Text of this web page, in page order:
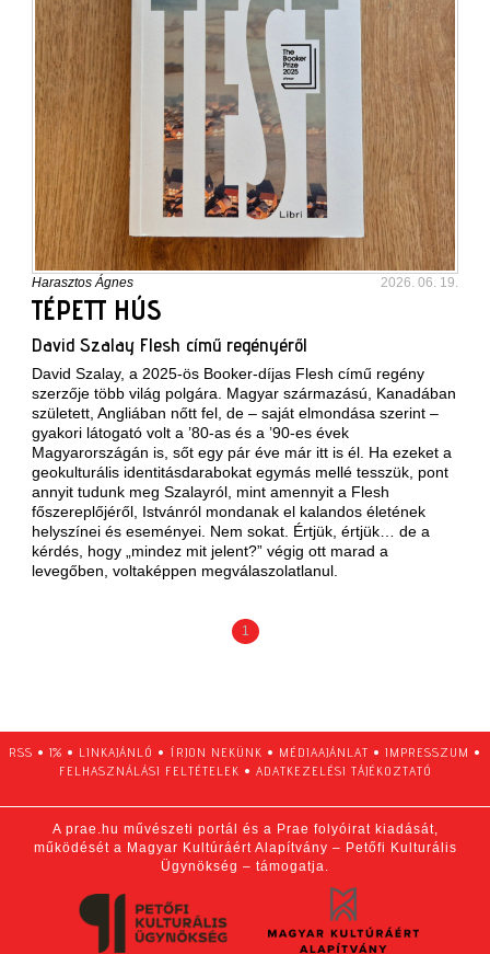
Harasztos Ágnes 2026. 06. 19.
TÉPETT HÚS
David Szalay Flesh című regényéről
David Szalay, a 2025-ös Booker-díjas Flesh című regény
szerzője több világ polgára. Magyar származású, Kanadában
született, Angliában nőtt fel, de – saját elmondása szerint –
gyakori látogató volt a ’80-as és a ’90-es évek
Magyarországán is, sőt egy pár éve már itt is él. Ha ezeket a
geokulturális identitásdarabokat egymás mellé tesszük, pont
annyit tudunk meg Szalayról, mint amennyit a Flesh
főszereplőjéről, Istvánról mondanak el kalandos életének
helyszínei és eseményei. Nem sokat. Értjük, értjük… de a
kérdés, hogy „mindez mit jelent?” végig ott marad a
levegőben, voltaképpen megválaszolatlanul.
1
RSS • 1% • LINKAJÁNLÓ • ÍRJON NEKÜNK • MÉDIAAJÁNLAT • IMPRESSZUM •
FELHASZNÁLÁSI FELTÉTELEK • ADATKEZELÉSI TÁJÉKOZTATÓ
A prae.hu művészeti portál és a Prae folyóirat kiadását,
működését a Magyar Kultúráért Alapítvány – Petőfi Kulturális
Ügynökség – támogatja.